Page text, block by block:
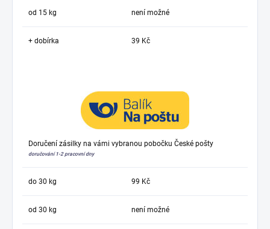
od 15 kg není možné
+ dobírka 39 Kč
Doručení zásilky na vámi vybranou pobočku České pošty
doručování 1-2 pracovní dny
do 30 kg 99 Kč
od 30 kg není možné